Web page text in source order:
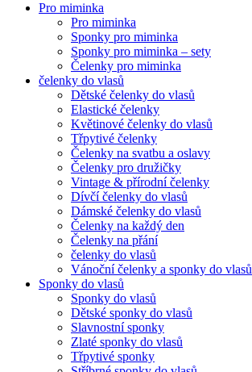
Pro miminka
Pro miminka
Sponky pro miminka
Sponky pro miminka – sety
Čelenky pro miminka
čelenky do vlasů
Dětské čelenky do vlasů
Elastické čelenky
Květinové čelenky do vlasů
Třpytivé čelenky
Čelenky na svatbu a oslavy
Čelenky pro družičky
Vintage & přírodní čelenky
Dívčí čelenky do vlasů
Dámské čelenky do vlasů
Čelenky na každý den
Čelenky na přání
čelenky do vlasů
Vánoční čelenky a sponky do vlasů
Sponky do vlasů
Sponky do vlasů
Dětské sponky do vlasů
Slavnostní sponky
Zlaté sponky do vlasů
Třpytivé sponky